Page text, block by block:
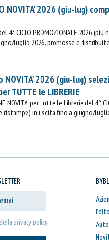
NOVITA' 2026 (giu-lug)
4° CICLO PROMOZIONALE 2026
luglio 2026, promosse e
NOVITA' 2026 (giu-lug)
TUTTE le LIBRERIE
NOVITA' per tutte le Librerie del 4°
ristampe) in uscita fino a giugno/
privacy policy